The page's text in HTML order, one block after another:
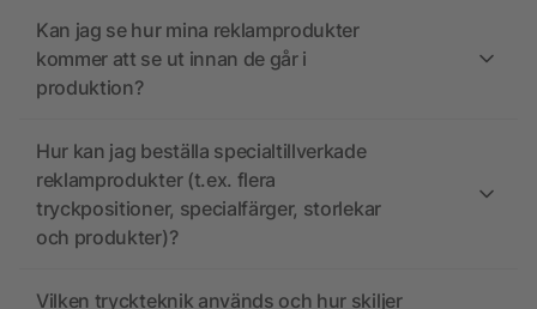
Kan jag se hur mina reklamprodukter
kommer att se ut innan de går i
produktion?
Hur kan jag beställa specialtillverkade
reklamprodukter (t.ex. flera
tryckpositioner, specialfärger, storlekar
och produkter)?
Vilken tryckteknik används och hur skiljer